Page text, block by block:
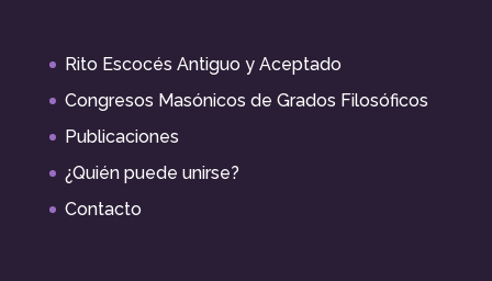
Rito Escocés Antiguo y Aceptado
Congresos Masónicos de Grados Filosóficos
Publicaciones
¿Quién puede unirse?
Contacto